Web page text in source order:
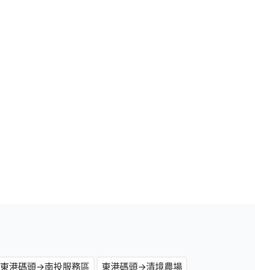
東港碼頭→南投服務區 東港碼頭→清境農場